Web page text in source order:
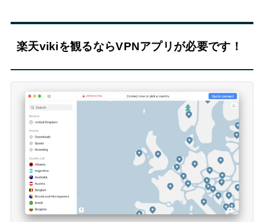
楽天vikiを観るならVPNアプリが必要です！